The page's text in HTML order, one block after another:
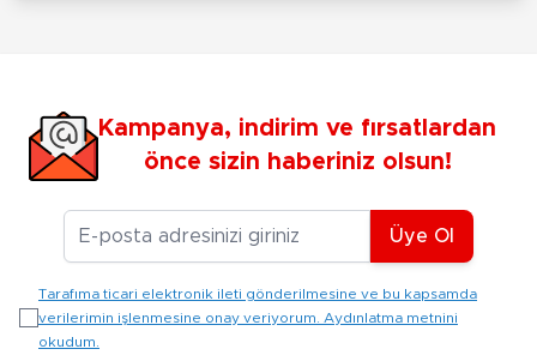
Kampanya, indirim ve fırsatlardan
önce sizin haberiniz olsun!
E-posta Adresiniz
Üye Ol
Tarafıma ticari elektronik ileti gönderilmesine ve bu kapsamda
verilerimin işlenmesine onay veriyorum. Aydınlatma metnini
okudum.